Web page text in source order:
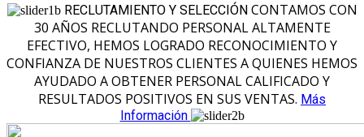
RECLUTAMIENTO Y SELECCIÓN CONTAMOS CON
30 AÑOS RECLUTANDO PERSONAL ALTAMENTE
EFECTIVO, HEMOS LOGRADO RECONOCIMIENTO Y
CONFIANZA DE NUESTROS CLIENTES A QUIENES HEMOS
AYUDADO A OBTENER PERSONAL CALIFICADO Y
RESULTADOS POSITIVOS EN SUS VENTAS. Más
Información